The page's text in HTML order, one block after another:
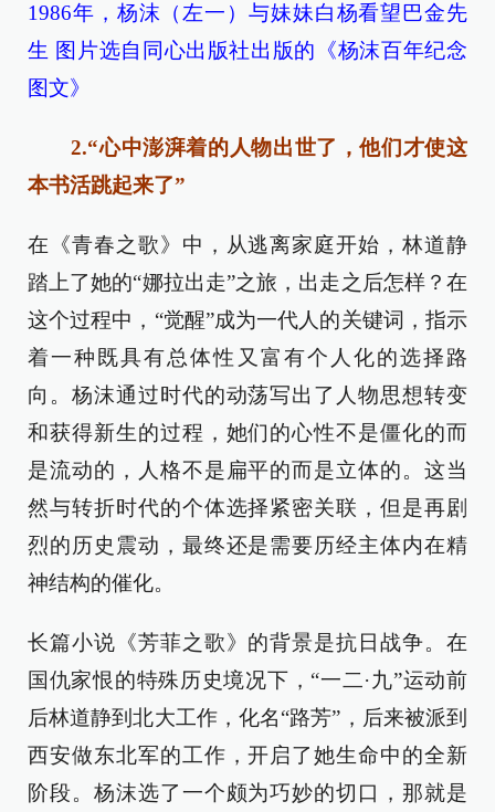
1986年，杨沫（左一）与妹妹白杨看望巴金先
生 图片选自同心出版社出版的《杨沫百年纪念
图文》
2.“心中澎湃着的人物出世了，他们才使这
本书活跳起来了”
在《青春之歌》中，从逃离家庭开始，林道静
踏上了她的“娜拉出走”之旅，出走之后怎样？在
这个过程中，“觉醒”成为一代人的关键词，指示
着一种既具有总体性又富有个人化的选择路
向。杨沫通过时代的动荡写出了人物思想转变
和获得新生的过程，她们的心性不是僵化的而
是流动的，人格不是扁平的而是立体的。这当
然与转折时代的个体选择紧密关联，但是再剧
烈的历史震动，最终还是需要历经主体内在精
神结构的催化。
长篇小说《芳菲之歌》的背景是抗日战争。在
国仇家恨的特殊历史境况下，“一二·九”运动前
后林道静到北大工作，化名“路芳”，后来被派到
西安做东北军的工作，开启了她生命中的全新
阶段。杨沫选了一个颇为巧妙的切口，那就是